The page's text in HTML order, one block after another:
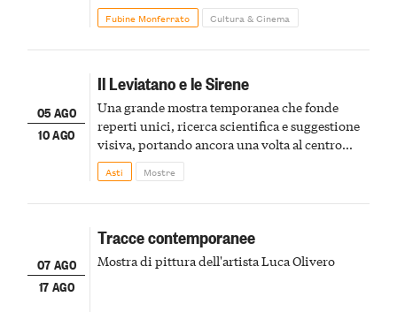
Fubine Monferrato Cultura & Cinema
05 AGO
10 AGO
Il Leviatano e le Sirene
Una grande mostra temporanea che fonde
reperti unici, ricerca scientifica e suggestione
visiva, portando ancora una volta al centro
della scena le meraviglie del passato astigiano
Asti Mostre
07 AGO
17 AGO
Tracce contemporanee
Mostra di pittura dell'artista Luca Olivero